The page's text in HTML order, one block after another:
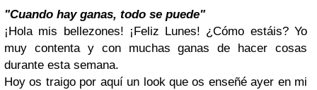
"Cuando hay ganas, todo se puede"
¡Hola mis bellezones! ¡Feliz Lunes! ¿Cómo estáis? Yo
muy contenta y con muchas ganas de hacer cosas
durante esta semana.
Hoy os traigo por aquí un look que os enseñé ayer en mi